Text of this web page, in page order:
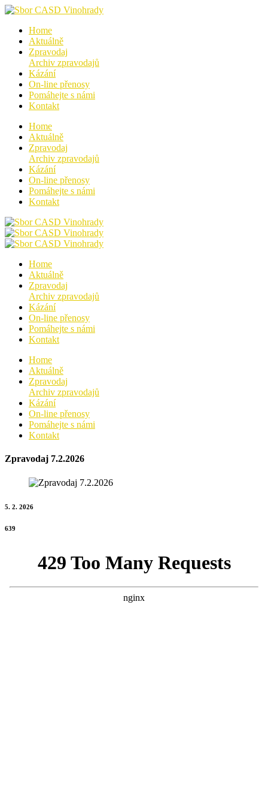
Home
Aktuálně
Zpravodaj
Archiv zpravodajů
Kázání
On-line přenosy
Pomáhejte s námi
Kontakt
Home
Aktuálně
Zpravodaj
Archiv zpravodajů
Kázání
On-line přenosy
Pomáhejte s námi
Kontakt
Home
Aktuálně
Zpravodaj
Archiv zpravodajů
Kázání
On-line přenosy
Pomáhejte s námi
Kontakt
Home
Aktuálně
Zpravodaj
Archiv zpravodajů
Kázání
On-line přenosy
Pomáhejte s námi
Kontakt
Zpravodaj 7.2.2026
5. 2. 2026
639